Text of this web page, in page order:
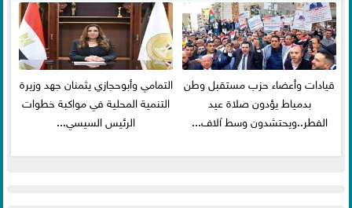
قيادات وأعضاء حزب مستقبل وطن
بدمياط يؤدون صلاة عيد
الفطر..ويحتشدون وسط آلاف...
التمامي وأبوحجازي يثمنان جهد وزيرة
التنمية المحلية في مواكبة خطوات
الرئيس السيسي...